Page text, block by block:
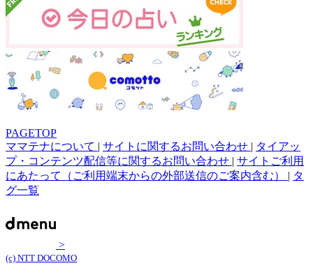
PAGETOP
ママテナについて | サイトに関するお問い合わせ | タイアッ
プ・コンテンツ配信等に関するお問い合わせ | サイトご利用
にあたって（ご利用端末からの外部送信のご案内含む） | タ
グ一覧
>
(c) NTT DOCOMO